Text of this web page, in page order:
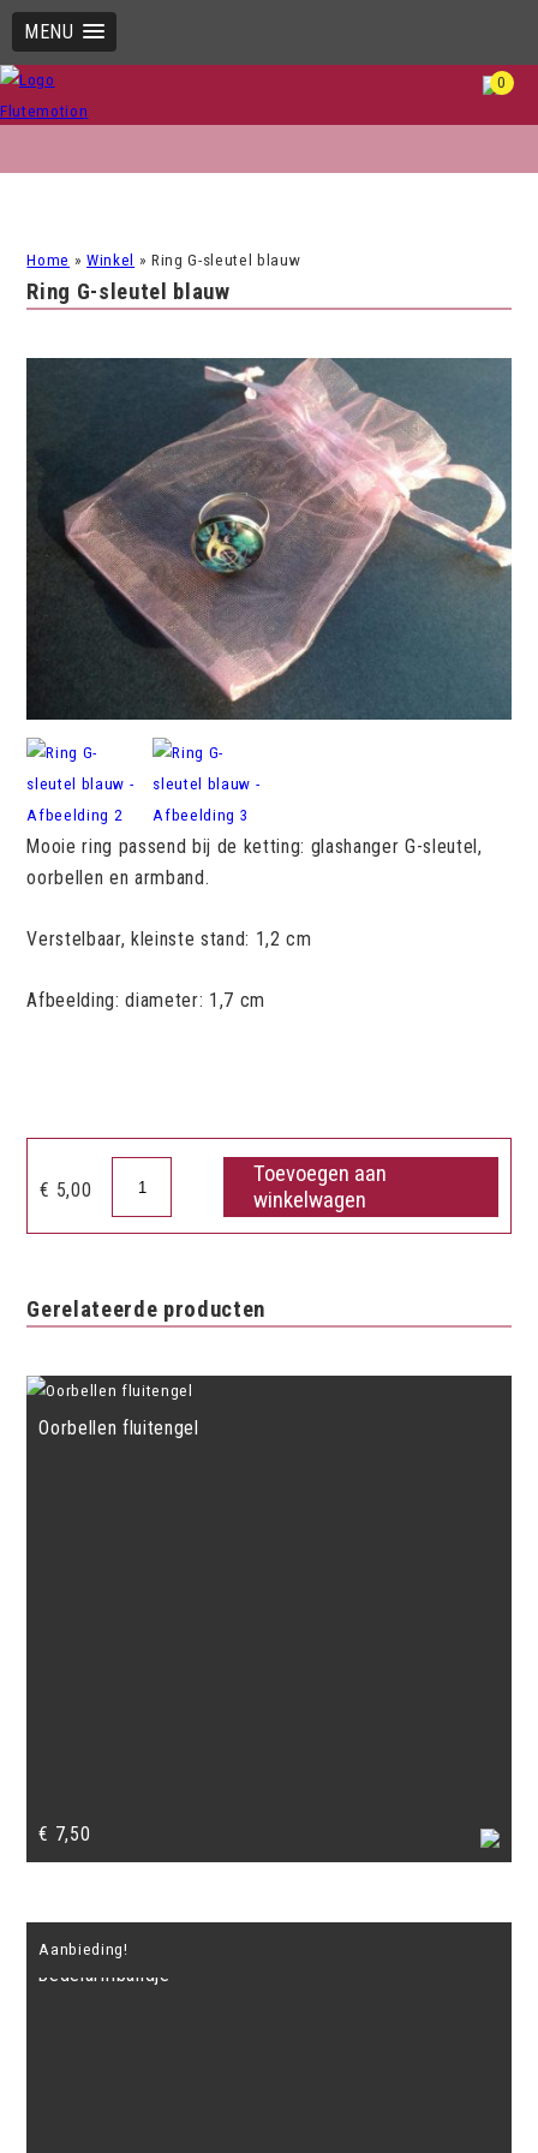
MENU
0
Home »Winkel »Ring G-sleutel blauw
Ring G-sleutel blauw
Mooie ring passend bij de ketting: glashanger G-sleutel,
oorbellen en armband.
Verstelbaar, kleinste stand: 1,2 cm
Afbeelding: diameter: 1,7 cm
€ 5,00
sleutel
aantal
Toevoegen aan
winkelwagen
Gerelateerde producten
Oorbellen fluitengel
€ 7,50
Aanbieding!
Bedelarmbandje